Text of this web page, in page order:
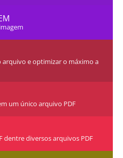
arquivo e optimizar o máximo a
um único arquivo PDF
dentre diversos arquivos PDF